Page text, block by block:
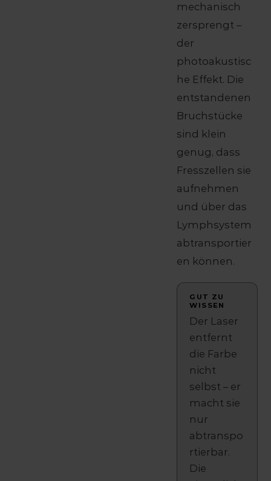
mechanisch
zersprengt –
der
photoakustisc
he Effekt. Die
entstandenen
Bruchstücke
sind klein
genug, dass
Fresszellen sie
aufnehmen
und über das
Lymphsystem
abtransportier
en können.
GUT ZU
WISSEN
Der Laser
entfernt
die Farbe
nicht
selbst – er
macht sie
nur
abtranspo
rtierbar.
Die